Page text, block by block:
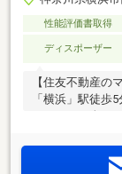
性能評価書取得
ディスポーザー
【住友不動産の
「横浜」駅徒歩
レジデンス全
ザイン賞の意匠